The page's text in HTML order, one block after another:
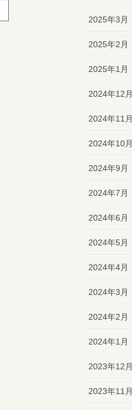
2025年3月
2025年2月
2025年1月
2024年12月
2024年11月
2024年10月
2024年9月
2024年7月
2024年6月
2024年5月
2024年4月
2024年3月
2024年2月
2024年1月
2023年12月
2023年11月